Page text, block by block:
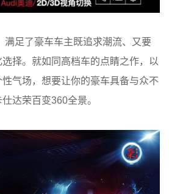
满足了豪车车主既追求潮流、又要
择。就如同高档车的点睛之作，以
气场，想要让你的豪车具备与众不
达荣百变360全景。